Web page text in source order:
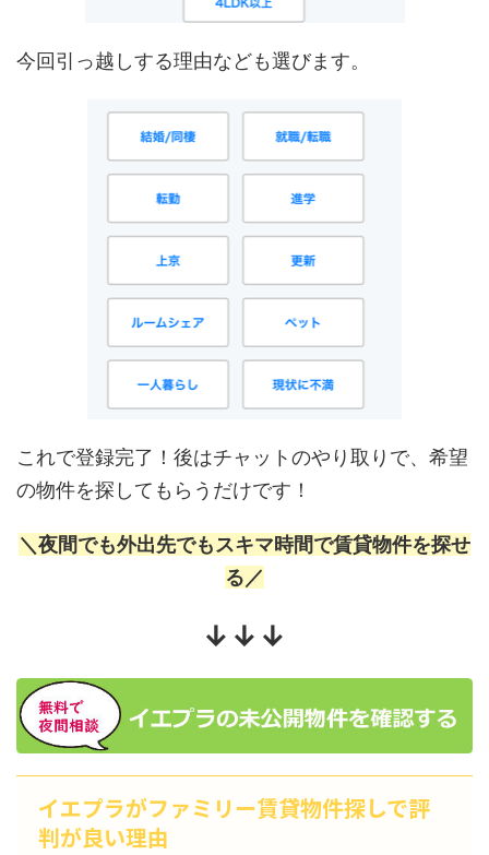
今回引っ越しする理由なども選びます。
これで登録完了！後はチャットのやり取りで、希望
の物件を探してもらうだけです！
＼夜間でも外出先でもスキマ時間で賃貸物件を探せ
る／
↓↓↓
イエプラがファミリー賃貸物件探しで評
判が良い理由